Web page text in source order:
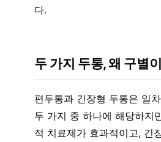
다.
두 가지 두통, 왜 구별
편두통과 긴장형 두통은 일
두 가지 중 하나에 해당하지
적 치료제가 효과적이고, 긴